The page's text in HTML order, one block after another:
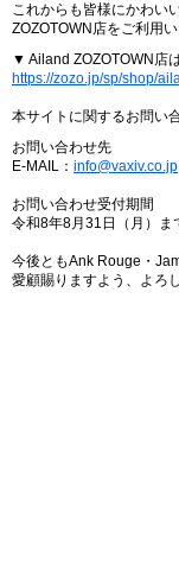
これからも皆様にかわい
ZOZOTOWN店をご利用
▼ Ailand ZOZOTOWN店
https://zozo.jp/sp/shop/
本サイトに関するお問い
お問い合わせ先
E-MAIL： info@vaxiv.co.jp
お問い合わせ受付期間
令和8年8月31日（月）ま
今後ともAnk Rouge・
愛顧賜りますよう、よろ